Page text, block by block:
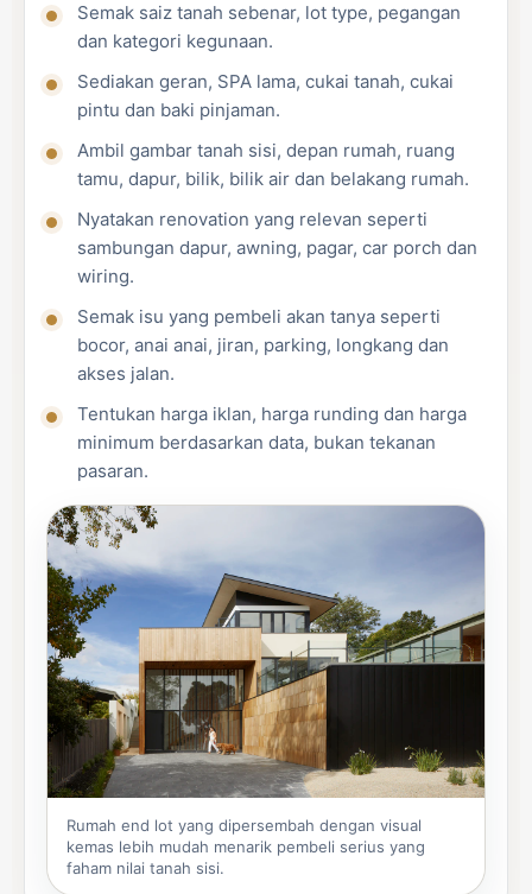
Semak saiz tanah sebenar, lot type, pegangan
dan kategori kegunaan.
Sediakan geran, SPA lama, cukai tanah, cukai
pintu dan baki pinjaman.
Ambil gambar tanah sisi, depan rumah, ruang
tamu, dapur, bilik, bilik air dan belakang rumah.
Nyatakan renovation yang relevan seperti
sambungan dapur, awning, pagar, car porch dan
wiring.
Semak isu yang pembeli akan tanya seperti
bocor, anai anai, jiran, parking, longkang dan
akses jalan.
Tentukan harga iklan, harga runding dan harga
minimum berdasarkan data, bukan tekanan
pasaran.
Rumah end lot yang dipersembah dengan visual
kemas lebih mudah menarik pembeli serius yang
faham nilai tanah sisi.